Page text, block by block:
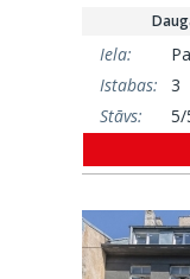
Iela:
Istabas:
3
Stāvs:
5/